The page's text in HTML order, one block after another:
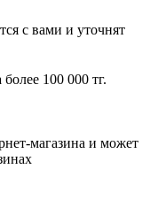
с вами и уточнят
100 000 тг.
магазина и может